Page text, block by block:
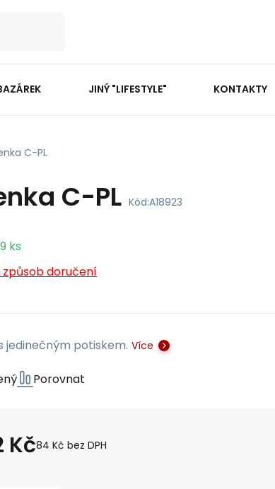
JINÝ "LIFESTYLE" KONTAKTY
C-PL
C-PL Kód:A18923
9 ks
doručení
jedinečným potiskem. Více
Porovnat
Kč84 Kč bez DPH